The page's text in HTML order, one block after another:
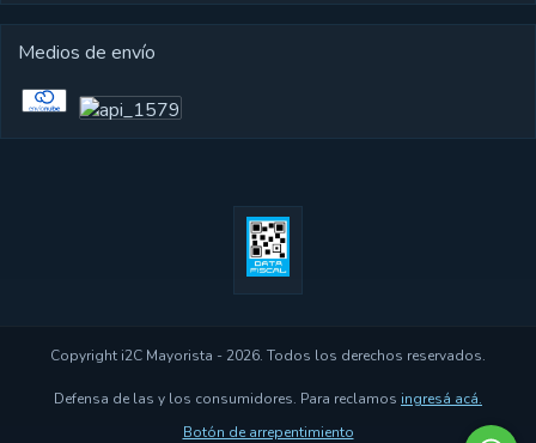
Medios de envío
Copyright i2C Mayorista - 2026. Todos los derechos reservados.
Defensa de las y los consumidores. Para reclamos ingresá acá.
Botón de arrepentimiento